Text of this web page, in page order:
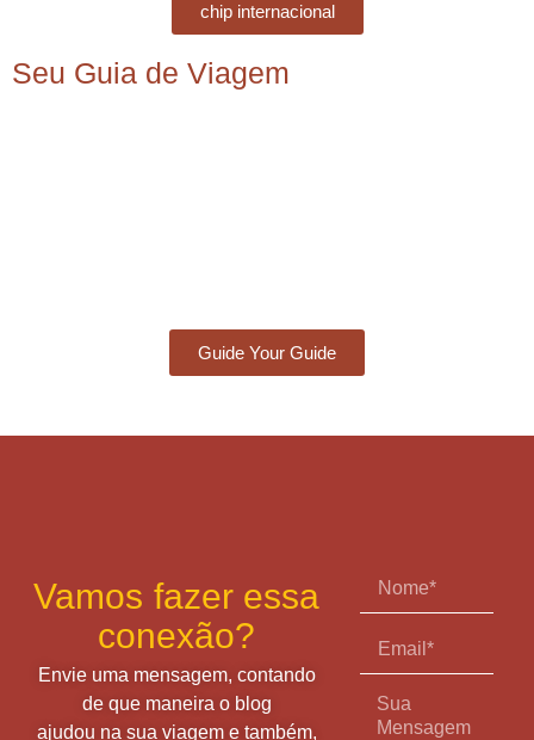
chip internacional
Seu Guia de Viagem
Guide Your Guide
Vamos fazer essa
conexão?
Envie uma mensagem, contando
de que maneira o blog
ajudou na sua viagem e também,